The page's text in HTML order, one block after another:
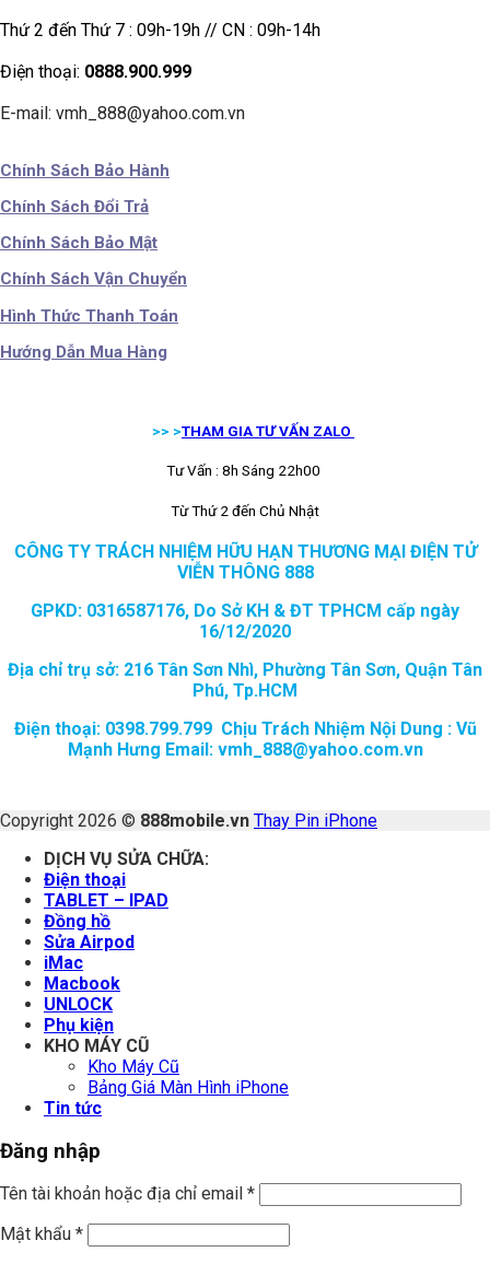
Thứ 2 đến Thứ 7 : 09h-19h // CN : 09h-14h
Điện thoại: 0888.900.999
E-mail: vmh_888@yahoo.com.vn
Chính Sách Bảo Hành
Chính Sách Đổi Trả
Chính Sách Bảo Mật
Chính Sách Vận Chuyển
Hình Thức Thanh Toán
Hướng Dẫn Mua Hàng
>> >THAM GIA TƯ VẤN ZALO
Tư Vấn : 8h Sáng 22h00
Từ Thứ 2 đến Chủ Nhật
CÔNG TY TRÁCH NHIỆM HỮU HẠN THƯƠNG MẠI ĐIỆN TỬ
VIỄN THÔNG 888
GPKD: 0316587176, Do Sở KH & ĐT TPHCM cấp ngày
16/12/2020
Địa chỉ trụ sở: 216 Tân Sơn Nhì, Phường Tân Sơn, Quận Tân
Phú, Tp.HCM
Điện thoại: 0398.799.799 Chịu Trách Nhiệm Nội Dung : Vũ
Mạnh Hưng Email: vmh_888@yahoo.com.vn
Copyright 2026 © 888mobile.vn Thay Pin iPhone
DỊCH VỤ SỬA CHỮA:
Điện thoại
TABLET – IPAD
Đồng hồ
Sửa Airpod
iMac
Macbook
UNLOCK
Phụ kiện
KHO MÁY CŨ
Kho Máy Cũ
Bảng Giá Màn Hình iPhone
Tin tức
Đăng nhập
Tên tài khoản hoặc địa chỉ email *
Mật khẩu *